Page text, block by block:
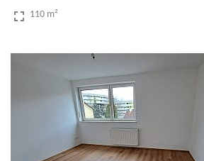
fullscreen 110 m²